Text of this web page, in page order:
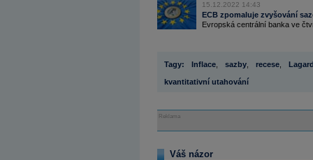
15.12.2022 14:43
ECB zpomaluje zvyšování
Evropská centrální banka ve
Tagy: Inflace sazby recese
kvantitativní utahování
Reklama
Váš názor